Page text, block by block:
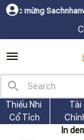
đã có
Thiếu Nhi
Cổ Tích
Tài
In